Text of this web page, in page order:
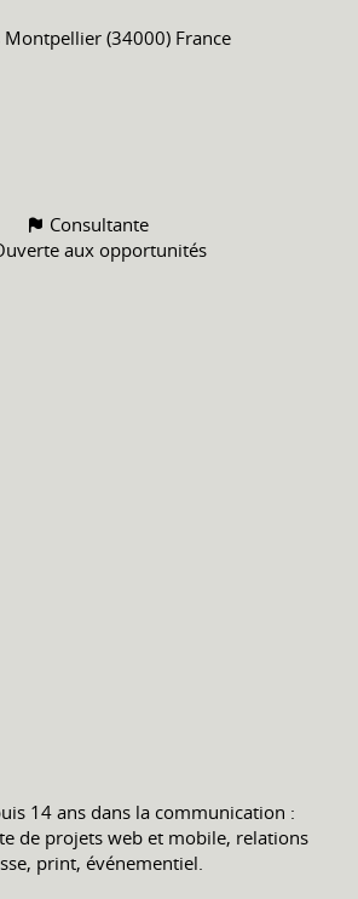
Montpellier (34000) France
Consultante
aux opportunités
14 ans dans la communication :
de projets web et mobile, relations
print, événementiel.